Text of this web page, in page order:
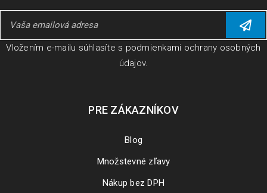
Vložením e-mailu súhlasíte s podmienkami ochrany osobných
údajov.
PRE ZÁKAZNÍKOV
Blog
Množstevné zľavy
Nákup bez DPH